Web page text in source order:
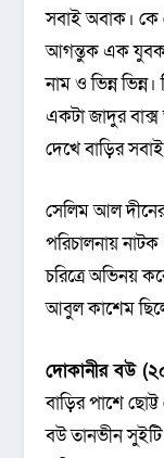
সবাই অবাক।
আগন্তুক এক যুবক।
নাম ও ভিন্ন
একটা জাদুর
দেখে বাড়ির
সেলিম আল
পরিচালনায়
চরিত্রে অভিনয়
আবুল কাশেম
দোকানীর বউ
বাড়ির পাশে
বউ তানভীন